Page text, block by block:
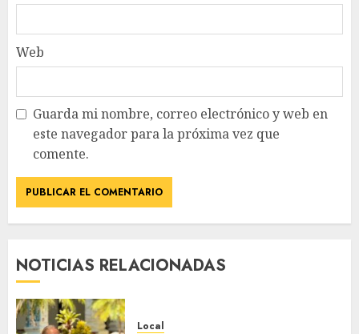
Web
Guarda mi nombre, correo electrónico y web en
este navegador para la próxima vez que
comente.
NOTICIAS RELACIONADAS
Local